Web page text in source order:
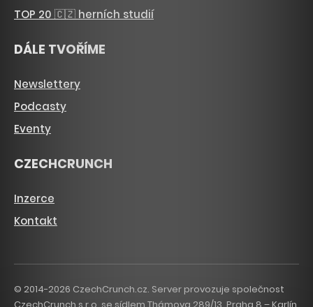
TOP 20 🇨🇿 herních studií
DÁLE TVOŘÍME
Newslettery
Podcasty
Eventy
CZECHCRUNCH
Inzerce
Kontakt
© 2014-2026 CzechCrunch.cz. Server provozuje společnost